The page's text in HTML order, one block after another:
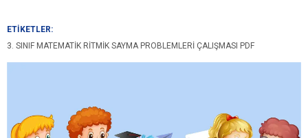
ETİKETLER:
3. SINIF MATEMATIK RITMIK SAYMA PROBLEMLERI ÇALIŞMASI PDF